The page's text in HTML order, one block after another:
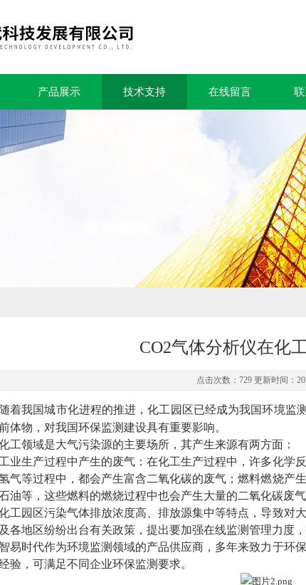
产品展示 技术支持 在线留言
CO2气体分析仪在化
点击次数：729 更新时间：
随着我国城市化进程的推进，化工园区已经成为我国环境监
体物，对我国环保监测建设具有重要影响。
工领域是大气污染源的主要场所，其产生来源有两方面：
工业生产过程中产生的废气：在化工生产过程中，许多化学
气等过程中，都会产生富含二氧化碳的废气；燃料燃烧产
油等，这些燃料的燃烧过程中也会产生大量的二氧化碳废气
工园区污染气体排放浓度高、排放源集中等特点，导致对
各地区纷纷出台有关政策，提出要加强在线监测管理力度，
智易时代作为环境监测领域的产品供应商，多年来致力于环
验，可满足不同企业环保监测要求。